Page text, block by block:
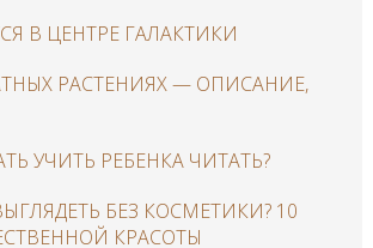
В ЦЕНТРЕ ГАЛАКТИКИ
РАСТЕНИЯХ — ОПИСАНИЕ,
УЧИТЬ РЕБЕНКА ЧИТАТЬ?
БЕЗ КОСМЕТИКИ? 10
КРАСОТЫ